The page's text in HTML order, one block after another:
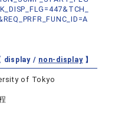
display / non-display】
of Tokyo